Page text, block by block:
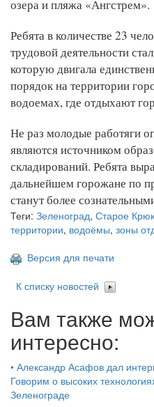
озера и пляжа «Ангстрем».
Ребята в количестве 23
трудовой деятельности
которую двигала
порядок на территории
водоемах, где отдыхают
Не раз молодые работяги
являются источником
складирований. Ребята
дальнейшем горожане по
станут более
Теги: Зеленоград, Старое
территории, водоёмы, зоны
Версия для печати
К списку новостей
Вам также
интересно:
• Александр Асафов дал
Говорим о высоких
Зеленограде